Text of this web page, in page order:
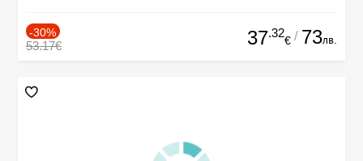
-30%
53.17€ 37.32
€ / 73лв.